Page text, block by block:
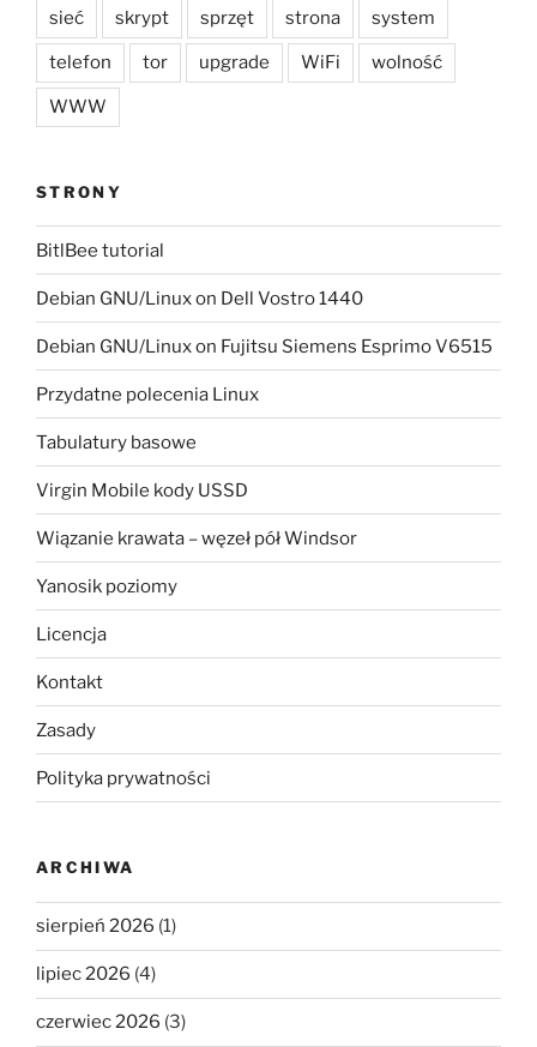
sieć skrypt sprzęt strona system
telefon tor upgrade WiFi wolność
WWW
STRONY
BitlBee tutorial
Debian GNU/Linux on Dell Vostro 1440
Debian GNU/Linux on Fujitsu Siemens Esprimo V6515
Przydatne polecenia Linux
Tabulatury basowe
Virgin Mobile kody USSD
Wiązanie krawata – węzeł pół Windsor
Yanosik poziomy
Licencja
Kontakt
Zasady
Polityka prywatności
ARCHIWA
sierpień 2026 (1)
lipiec 2026 (4)
czerwiec 2026 (3)